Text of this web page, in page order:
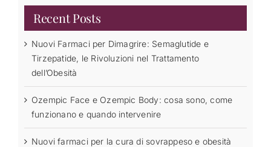
Recent Posts
Nuovi Farmaci per Dimagrire: Semaglutide e
Tirzepatide, le Rivoluzioni nel Trattamento
dell’Obesità
Ozempic Face e Ozempic Body: cosa sono, come
funzionano e quando intervenire
Nuovi farmaci per la cura di sovrappeso e obesità